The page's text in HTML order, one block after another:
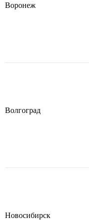
Воронеж
Волгоград
Новосибирск